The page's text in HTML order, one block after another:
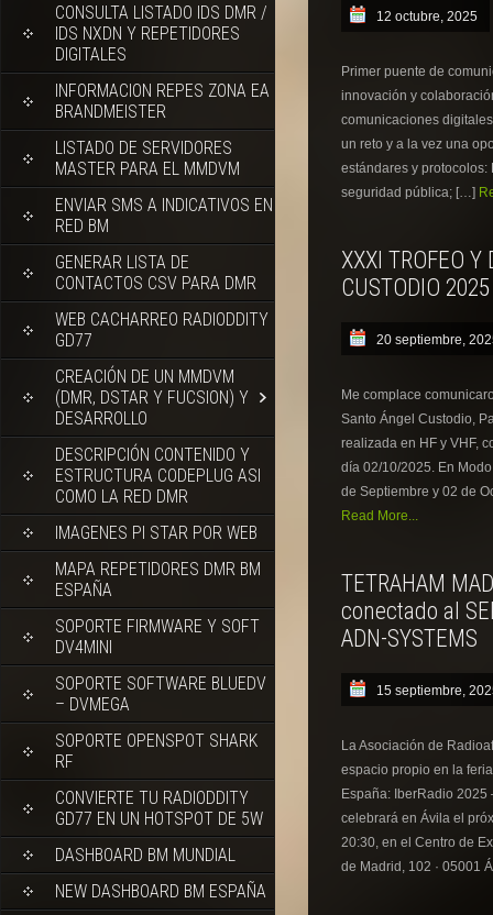
CONSULTA LISTADO IDS DMR /
IDS NXDN Y REPETIDORES
DIGITALES
INFORMACION REPES ZONA EA
BRANDMEISTER
LISTADO DE SERVIDORES
MASTER PARA EL MMDVM
ENVIAR SMS A INDICATIVOS EN
RED BM
GENERAR LISTA DE
CONTACTOS CSV PARA DMR
WEB CACHARREO RADIODDITY
GD77
CREACIÓN DE UN MMDVM
(DMR, DSTAR Y FUCSION) Y
DESARROLLO
DESCRIPCIÓN CONTENIDO Y
ESTRUCTURA CODEPLUG ASI
COMO LA RED DMR
IMAGENES PI STAR POR WEB
MAPA REPETIDORES DMR BM
ESPAÑA
SOPORTE FIRMWARE Y SOFT
DV4MINI
SOPORTE SOFTWARE BLUEDV
– DVMEGA
SOPORTE OPENSPOT SHARK
RF
CONVIERTE TU RADIODDITY
GD77 EN UN HOTSPOT DE 5W
DASHBOARD BM MUNDIAL
NEW DASHBOARD BM ESPAÑA
12 octubre, 2025
Primer puente de
innovación y
comunicaciones
un reto y a la vez una
estándares y
seguridad pública; […]
XXXI TROFEO
CUSTODIO 2025
20 septiembre,
Me complace
Santo Ángel Custodio,
realizada en HF y VHF,
día 02/10/2025. En
de Septiembre y 02 de
Read More...
TETRAHAM
conectado al
ADN-SYSTEMS
15 septiembre,
La Asociación de
espacio propio en la
España: IberRadio
celebrará en Ávila el
20:30, en el Centro de
de Madrid, 102 · 05001